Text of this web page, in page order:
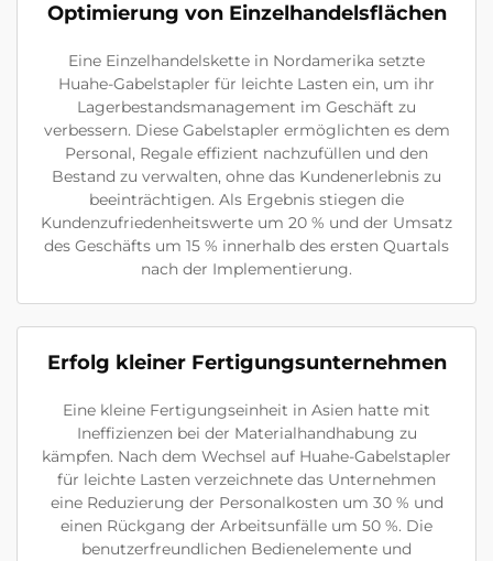
Optimierung von Einzelhandelsflächen
Eine Einzelhandelskette in Nordamerika setzte
Huahe-Gabelstapler für leichte Lasten ein, um ihr
Lagerbestandsmanagement im Geschäft zu
verbessern. Diese Gabelstapler ermöglichten es dem
Personal, Regale effizient nachzufüllen und den
Bestand zu verwalten, ohne das Kundenerlebnis zu
beeinträchtigen. Als Ergebnis stiegen die
Kundenzufriedenheitswerte um 20 % und der Umsatz
des Geschäfts um 15 % innerhalb des ersten Quartals
nach der Implementierung.
Erfolg kleiner Fertigungsunternehmen
Eine kleine Fertigungseinheit in Asien hatte mit
Ineffizienzen bei der Materialhandhabung zu
kämpfen. Nach dem Wechsel auf Huahe-Gabelstapler
für leichte Lasten verzeichnete das Unternehmen
eine Reduzierung der Personalkosten um 30 % und
einen Rückgang der Arbeitsunfälle um 50 %. Die
benutzerfreundlichen Bedienelemente und